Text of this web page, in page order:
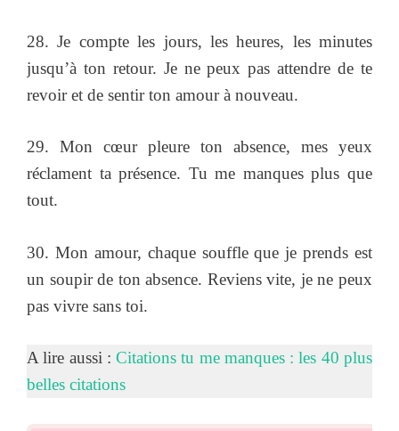
28. Je compte les jours, les heures, les minutes
jusqu’à ton retour. Je ne peux pas attendre de te
revoir et de sentir ton amour à nouveau.
29. Mon cœur pleure ton absence, mes yeux
réclament ta présence. Tu me manques plus que
tout.
30. Mon amour, chaque souffle que je prends est
un soupir de ton absence. Reviens vite, je ne peux
pas vivre sans toi.
A lire aussi :Citations tu me manques : les 40 plus
belles citations